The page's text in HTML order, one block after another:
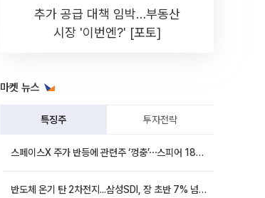
추가 공급 대책 임박…부동산
시장 '이번엔?' [포토]
마켓 뉴스
특징주 투자전략
스페이스X 주가 반등에 관련주 ‘껑충’⋯스피어 18%ㆍ에이치브이엠 12%↑
반도체 온기 탄 2차전지...삼성SDI, 장 초반 7% 넘게 껑충